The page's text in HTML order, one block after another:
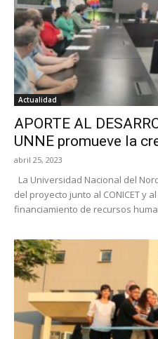
Actualidad
APORTE AL
UNNE promueve la
abril 25, 2023
La Universidad Nacional del
del proyecto junto al CONICET y
financiamiento de recursos